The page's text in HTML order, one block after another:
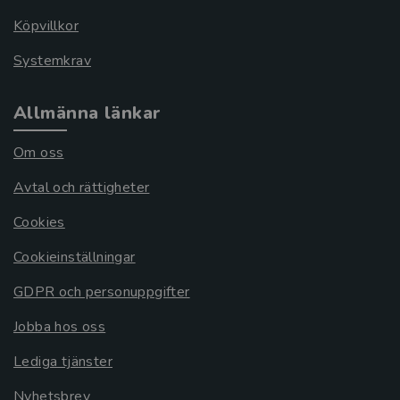
Köpvillkor
Systemkrav
Allmänna länkar
Om oss
Avtal och rättigheter
Cookies
Cookieinställningar
GDPR och personuppgifter
Jobba hos oss
Lediga tjänster